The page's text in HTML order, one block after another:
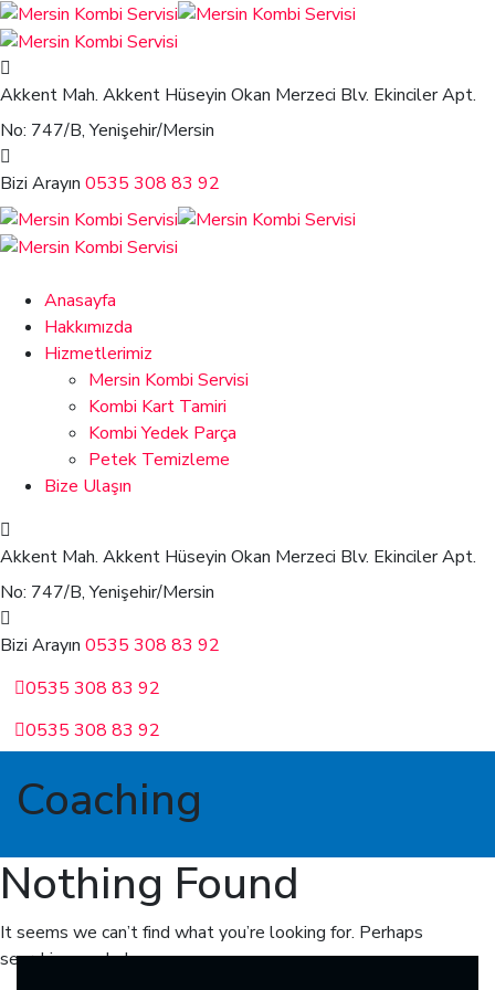
Akkent Mah. Akkent Hüseyin Okan Merzeci Blv. Ekinciler Apt.
No: 747/B, Yenişehir/Mersin
Bizi Arayın 0535 308 83 92
Anasayfa
Hakkımızda
Hizmetlerimiz
Mersin Kombi Servisi
Kombi Kart Tamiri
Kombi Yedek Parça
Petek Temizleme
Bize Ulaşın
Akkent Mah. Akkent Hüseyin Okan Merzeci Blv. Ekinciler Apt.
No: 747/B, Yenişehir/Mersin
Bizi Arayın 0535 308 83 92
0535 308 83 92
0535 308 83 92
Coaching
Nothing Found
It seems we can’t find what you’re looking for. Perhaps
searching can help.